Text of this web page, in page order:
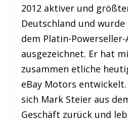
2012 aktiver und
Deutschland und
dem Platin-Powerseller-
ausgezeichnet. Er hat
zusammen etliche
eBay Motors entwickelt.
sich Mark Steier aus
Geschäft zurück und